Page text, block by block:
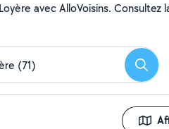
avec AlloVoisins. Consultez